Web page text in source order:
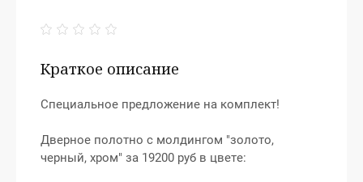
Краткое описание
Специальное предложение на комплект!
Дверное полотно с молдингом "золото,
черный, хром" за 19200 руб в цвете: